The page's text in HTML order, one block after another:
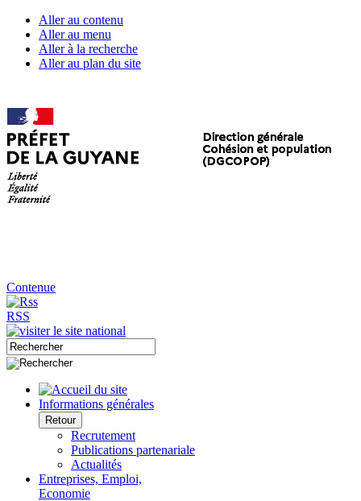
Aller au contenu
Aller au menu
Aller à la recherche
Aller au plan du site
Contenue
RSS
Informations générales
Retour
Recrutement
Publications partenariale
Actualités
Entreprises, Emploi,
Economie